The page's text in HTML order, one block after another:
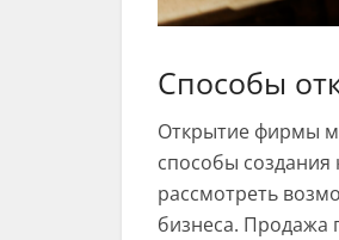
Способы
Открытие фирмы
способы
рассмотреть
бизнеса. Продажа